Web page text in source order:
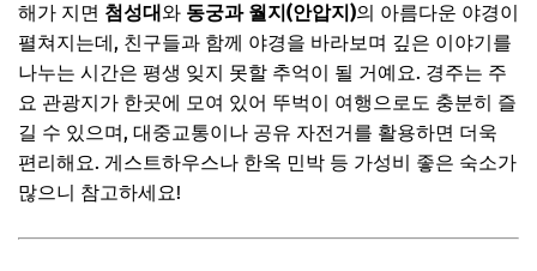
해가 지면 첨성대와 동궁과 월지(안압지)의 아름다운 야경이
펼쳐지는데, 친구들과 함께 야경을 바라보며 깊은 이야기를
나누는 시간은 평생 잊지 못할 추억이 될 거예요. 경주는 주
요 관광지가 한곳에 모여 있어 뚜벅이 여행으로도 충분히 즐
길 수 있으며, 대중교통이나 공유 자전거를 활용하면 더욱
편리해요. 게스트하우스나 한옥 민박 등 가성비 좋은 숙소가
많으니 참고하세요!